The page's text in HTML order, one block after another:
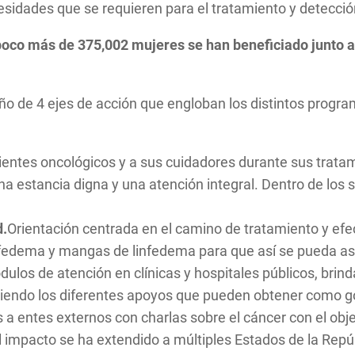
que se requieren para el tratamiento y
más de 375,002 mujeres se han beneficiado junto
de 4 ejes de acción que engloban los distintos
oncológicos y a sus cuidadores durante sus
estancia digna y una atención integral. Dentro de los
Orientación centrada en el camino de tratamiento y
y mangas de linfedema para que así se pueda
de atención en clínicas y hospitales públicos,
los diferentes apoyos que pueden obtener como
entes externos con charlas sobre el cáncer con el
se ha extendido a múltiples Estados de la